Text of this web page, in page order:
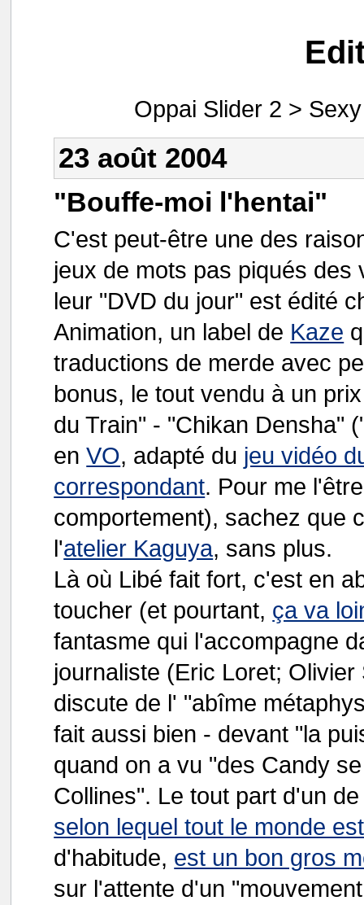
Oppai Slider 2 >
23 août 2004
"Bouffe-moi l'hentai"
C'est peut-être une des
jeux de mots pas piqués
leur "DVD du jour" est édité
Animation, un label de Kaze
traductions de merde avec
bonus, le tout vendu à un
du Train" - "Chikan Densha"
enVO, adapté du jeu vidéo
correspondant. Pour me
comportement), sachez que
l'atelier Kaguya, sans plus.
Là où Libé fait fort, c'est en
toucher (et pourtant, ça va
fantasme qui l'accompagne
journaliste (Eric Loret;
discute de l' "abîme
fait aussi bien - devant "la
quand on a vu "des Candy
Collines". Le tout part d'un
selon lequel tout le monde
d'habitude, est un bon gros
sur l'attente d'un